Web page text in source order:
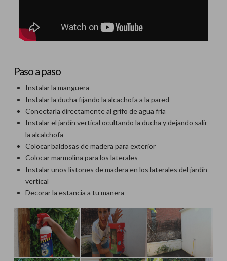
Paso a paso
Instalar la manguera
Instalar la ducha fijando la alcachofa a la pared
Conectarla directamente al grifo de agua fría
Instalar el jardín vertical ocultando la ducha y dejando salir
la alcalchofa
Colocar baldosas de madera para exterior
Colocar marmolina para los laterales
Instalar unos listones de madera en los laterales del jardín
vertical
Decorar la estancia a tu manera